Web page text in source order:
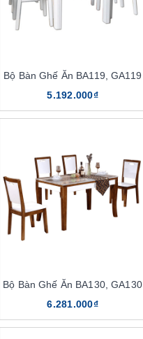
Bộ Bàn Ghế Ăn BA119, GA119
5.192.000₫
Bộ Bàn Ghế Ăn BA130, GA130
6.281.000₫